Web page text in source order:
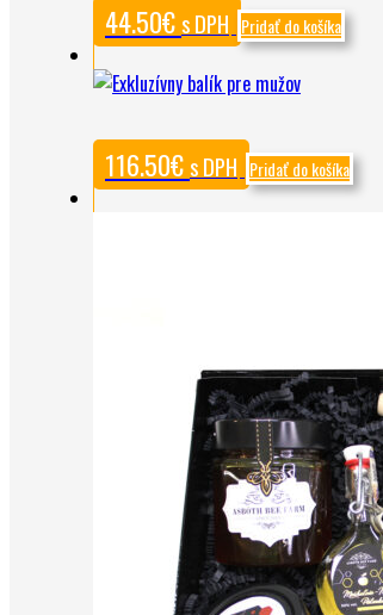
44.50€s DPH Pridať do košíka
116.50€s DPH Pridať do košíka